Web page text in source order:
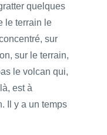
quelques
le terrain le
sur
sur le terrain,
le volcan qui,
est à
Il y a un temps